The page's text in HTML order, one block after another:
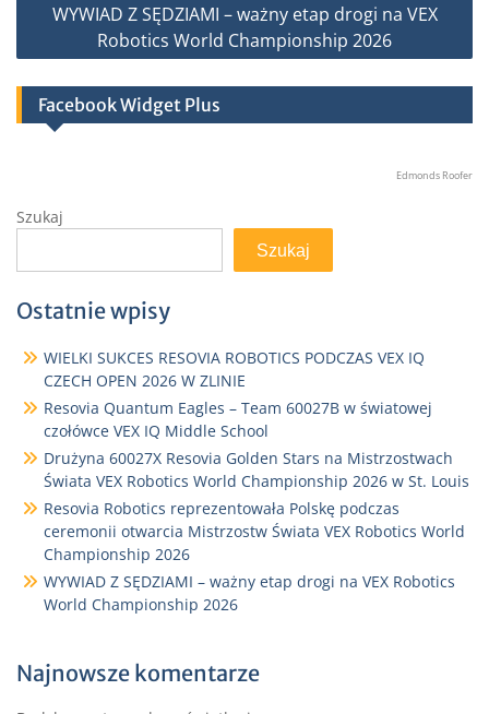
WYWIAD Z SĘDZIAMI – ważny etap drogi na VEX
Robotics World Championship 2026
Facebook Widget Plus
Edmonds Roofer
Szukaj
Szukaj
Ostatnie wpisy
WIELKI SUKCES RESOVIA ROBOTICS PODCZAS VEX IQ
CZECH OPEN 2026 W ZLINIE
Resovia Quantum Eagles – Team 60027B w światowej
czołówce VEX IQ Middle School
Drużyna 60027X Resovia Golden Stars na Mistrzostwach
Świata VEX Robotics World Championship 2026 w St. Louis
Resovia Robotics reprezentowała Polskę podczas
ceremonii otwarcia Mistrzostw Świata VEX Robotics World
Championship 2026
WYWIAD Z SĘDZIAMI – ważny etap drogi na VEX Robotics
World Championship 2026
Najnowsze komentarze